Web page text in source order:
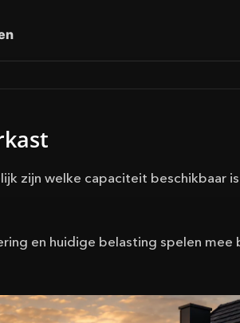
zijn welke capaciteit beschikbaar
en huidige belasting spelen